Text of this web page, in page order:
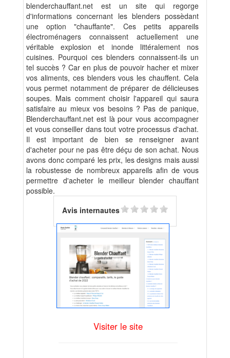
blenderchauffant.net est un site qui regorge
d'informations concernant les blenders possèdant
une option "chauffante". Ces petits appareils
électroménagers connaissent actuellement une
véritable explosion et inonde littéralement nos
cuisines. Pourquoi ces blenders connaissent-ils un
tel succès ? Car en plus de pouvoir hacher et mixer
vos aliments, ces blenders vous les chauffent. Cela
vous permet notamment de préparer de délicieuses
soupes. Mais comment choisir l'appareil qui saura
satisfaire au mieux vos besoins ? Pas de panique,
Blenderchauffant.net est là pour vous accompagner
et vous conseiller dans tout votre processus d'achat.
Il est important de bien se renseigner avant
d'acheter pour ne pas être déçu de son achat. Nous
avons donc comparé les prix, les designs mais aussi
la robustesse de nombreux appareils afin de vous
permettre d'acheter le meilleur blender chauffant
possible.
Avis internautes
Visiter le site